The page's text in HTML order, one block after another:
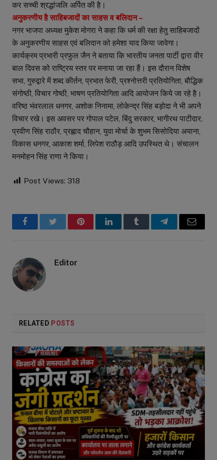
कर सच्ची श्रद्धांजलि अर्पित की है।
अनुकरणीय है साहिबजादों का साहस व बलिदान –
नगर भाजपा अध्यक्ष मुकेश मोगरा ने कहा कि धर्म की रक्षा हेतु साहिबजादों
के अनुकरणीय साहस एवं बलिदान को हमेशा याद किया जावेगा।
कार्यक्रम प्रभारी प्रफुल जैन ने बताया कि भारतीय जनता पार्टी द्वारा वीर
बाल दिवस को राष्ट्रिय स्तर पर मनाया जा रहा हैं। इस दौरान विशेष
सभा, गुरुद्वारे में शब्द कीर्तन, प्रभात फेरी, प्रश्नोत्तरी प्रतियोगिता, बौद्धिक
संगोष्ठी, विचार गोष्ठी, भाषण प्रतियोगिता आदि आयोजन किये जा रहे है।
वरिष्ठ भंवरलाल धनगर, अशोक निनामा, लोकेन्द्र सिंह बड़ोदा ने भी अपने
विचार रखे। इस अवसर पर गोपाल पटेल, बिंदु सरकार, भागीरथ पाटीदार,
प्रवीण सिंह राठौर, प्रह्लाद चौहान, युवा मोर्चा के शुभम सिसोदिया अयाना,
विकास धनगर, आकाश शर्मा, लिपेश राठौड़ आदि उपस्थित थे। संचालन
मनमोहन सिंह राणा ने किया।
Post Views: 318
FacebookTwitter PinterestLinkedInTumblr TelegramEmail
Editor
RELATED POSTS